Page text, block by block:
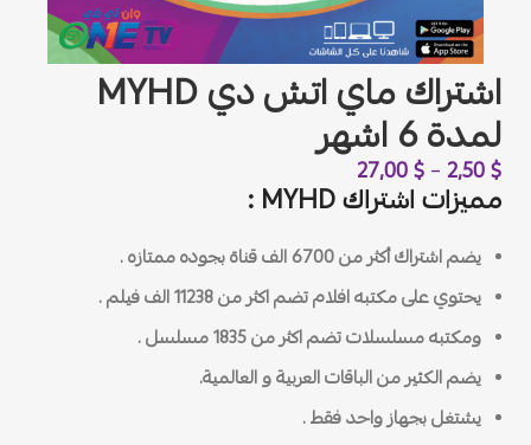
اشتراك ماي اتش دي MYHD
لمدة 6 اشهر
2,50$
–
27,00$
مميزات اشتراك MYHD :
يضم اشتراك أكثر من 6700 الف قناة بجوده ممتازه .
يحتوي على مكتبه افلام تضم اكثر من 11238 الف فيلم .
ومكتبه مسلسلات تضم اكثر من 1835 مسلسل .
يضم الكثير من الباقات العربية و العالمية.
يشتغل بجهاز واحد فقط .